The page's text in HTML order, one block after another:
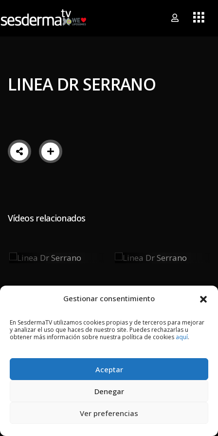
Gestionar consentimiento
En SesdermaTV utilizamos cookies propias y de terceros para mejorar
y analizar el uso que haces de nuestro site. Puedes rechazarlas u
obtener más información sobre nuestra política de cookies aquí.
Aceptar
Denegar
Ver preferencias
LINEA DR SERRANO
Vídeos relacionados
Linea Dr
Linea Dr
2018 © Copyright Sesderma SL
CONTACTO
AVISO LEGAL